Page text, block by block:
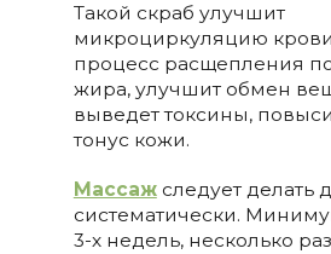
Такой скраб улучшит
микроциркуляцию
процесс расщепления
жира, улучшит обмен
выведет токсины,
тонус кожи.
Массажследует делать
систематически.
3-х недель, несколько